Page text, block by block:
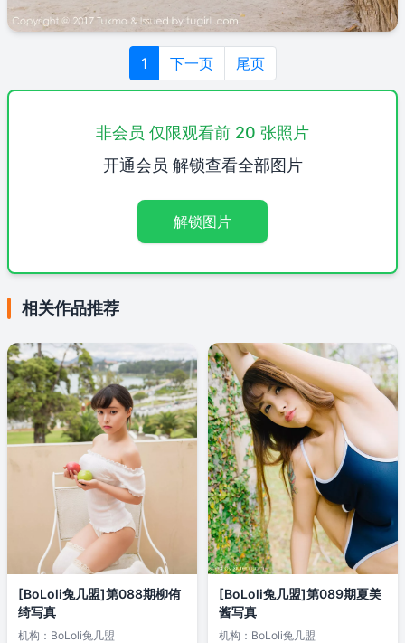
1 下一页 尾页
非会员 仅限观看前 20 张照片
开通会员 解锁查看全部图片
解锁图片
相关作品推荐
[BoLoli兔几盟]第088期柳侑
绮写真
机构： BoLoli兔几盟
[BoLoli兔几盟]第089期夏美
酱写真
机构： BoLoli兔几盟